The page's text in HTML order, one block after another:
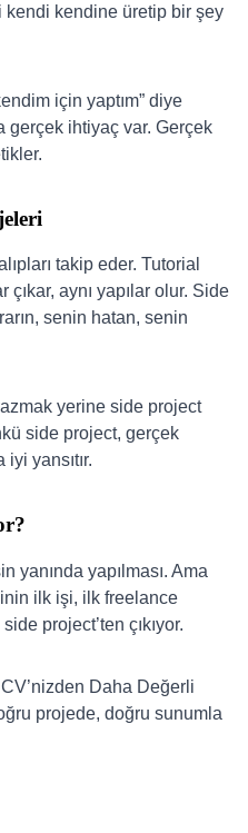
kendi kendine üretip bir şey
için yaptım” diye
gerçek ihtiyaç var. Gerçek
takip eder. Tutorial
çıkar, aynı yapılar olur. Side
senin hatan, senin
yerine side project
side project, gerçek
yansıtır.
yanında yapılması. Ama
ilk işi, ilk freelance
project’ten çıkıyor.
Daha Değerli
projede, doğru sunumla